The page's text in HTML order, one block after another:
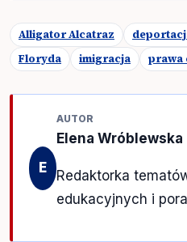
Alligator Alcatraz
Floryda
imigracja prawa
E
AUTOR
Elena Wróblewska
Redaktorka
edukacyjnych i